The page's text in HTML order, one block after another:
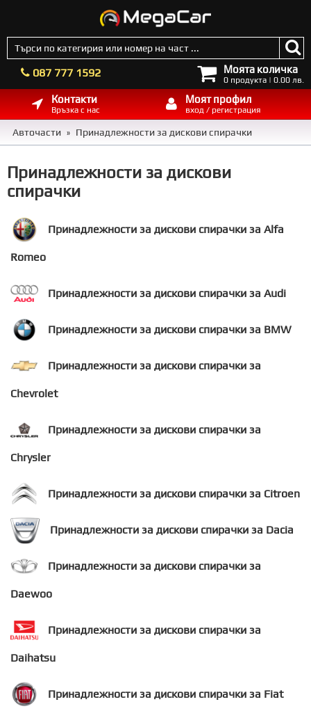
087 777 1592 Моята количка
0 продукта | 0.00 лв.
Моят профил
вход / регистрация
Контакти
Връзка с нас
Авточасти » Принадлежности за дискови спирачки
Принадлежности за дискови
спирачки
Принадлежности за дискови спирачки за Alfa
Romeo
Принадлежности за дискови спирачки за Audi
Принадлежности за дискови спирачки за BMW
Принадлежности за дискови спирачки за
Chevrolet
Принадлежности за дискови спирачки за
Chrysler
Принадлежности за дискови спирачки за Citroen
Принадлежности за дискови спирачки за Dacia
Принадлежности за дискови спирачки за
Daewoo
Принадлежности за дискови спирачки за
Daihatsu
Принадлежности за дискови спирачки за Fiat